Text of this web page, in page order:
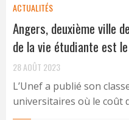
ACTUALITÉS
Angers, deuxième ville
de la vie étudiante est
28 AOÛT 2023
L’Unef a publié son
universitaires où le coût